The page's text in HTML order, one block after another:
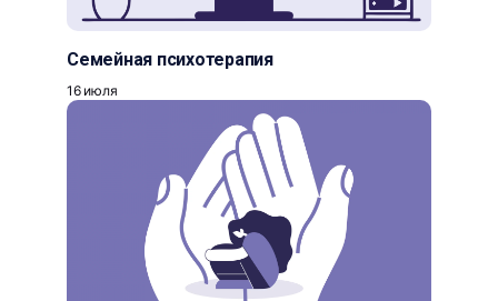
Семейная психотерапия
16 июля